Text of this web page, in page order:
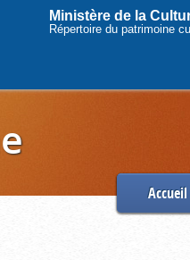
Ministère de la
Répertoire du patrimoine
Accueil